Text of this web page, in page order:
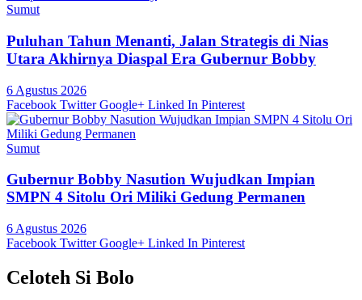
Sumut
Puluhan Tahun Menanti, Jalan Strategis di Nias
Utara Akhirnya Diaspal Era Gubernur Bobby
6 Agustus 2026
Facebook Twitter Google+ Linked In Pinterest
Sumut
Gubernur Bobby Nasution Wujudkan Impian
SMPN 4 Sitolu Ori Miliki Gedung Permanen
6 Agustus 2026
Facebook Twitter Google+ Linked In Pinterest
Celoteh Si Bolo